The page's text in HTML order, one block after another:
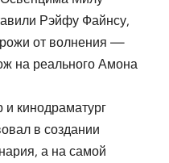
Рэйфу Файнсу,
от волнения —
на реального Амона
кинодраматург
в создании
а на самой